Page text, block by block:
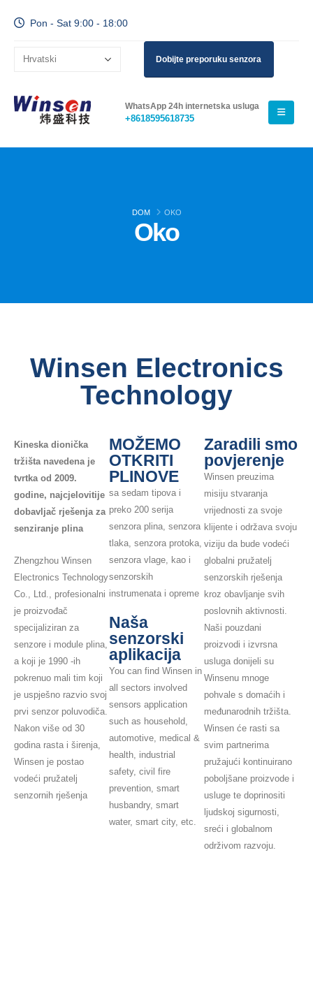
Pon - Sat 9:00 - 18:00
Dobijte preporuku senzora
WhatsApp 24h internetska usluga
+8618595618735
DOM OKO
Oko
Winsen Electronics
Technology
Kineska dionička
tržišta navedena je
tvrtka od 2009.
godine, najcjelovitije
dobavljač rješenja za
senziranje plina
Zhengzhou Winsen
Electronics Technology
Co., Ltd., profesionalni
je proizvođač
specijaliziran za
senzore i module plina,
a koji je 1990 -ih
pokrenuo mali tim koji
je uspješno razvio svoj
prvi senzor poluvodiča.
Nakon više od 30
godina rasta i širenja,
Winsen je postao
vodeći pružatelj
senzornih rješenja
MOŽEMO
OTKRITI
PLINOVE
sa sedam tipova i
preko 200 serija
senzora plina, senzora
tlaka, senzora protoka,
senzora vlage, kao i
senzorskih
instrumenata i opreme
Naša
senzorski
aplikacija
You can find Winsen in
all sectors involved
sensors application
such as household,
automotive, medical &
health, industrial
safety, civil fire
prevention, smart
husbandry, smart
water, smart city, etc.
Zaradili smo
povjerenje
Winsen preuzima
misiju stvaranja
vrijednosti za svoje
klijente i održava svoju
viziju da bude vodeći
globalni pružatelj
senzorskih rješenja
kroz obavljanje svih
poslovnih aktivnosti.
Naši pouzdani
proizvodi i izvrsna
usluga donijeli su
Winsenu mnoge
pohvale s domaćih i
međunarodnih tržišta.
Winsen će rasti sa
svim partnerima
pružajući kontinuirano
poboljšane proizvode i
usluge te doprinositi
ljudskoj sigurnosti,
sreći i globalnom
održivom razvoju.